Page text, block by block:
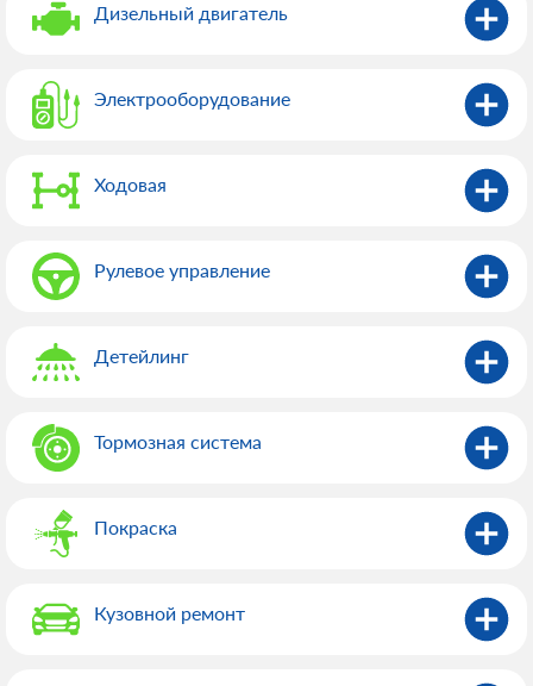
Дизельный двигатель
Электрооборудованиe
Ходовая
Рулевое управление
Детейлинг
Тормозная система
Покраска
Кузовной ремонт